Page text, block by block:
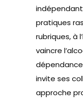
pratiques
rubriques, à
vaincre
invite ses
approche